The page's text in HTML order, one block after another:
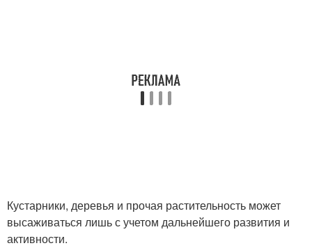
Кустарники, деревья и прочая растительность может
высаживаться лишь с учетом дальнейшего развития и
активности.